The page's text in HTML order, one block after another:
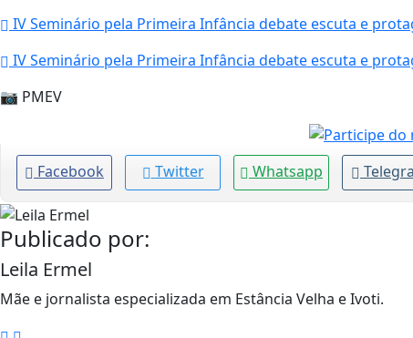
IV Seminário pela Primeira Infância debate escuta e
IV Seminário pela Primeira Infância debate escuta e
📷 PMEV
Facebook Twitter Whatsapp
Publicado por:
Leila Ermel
Mãe e jornalista especializada em Estância Velha e Ivoti.